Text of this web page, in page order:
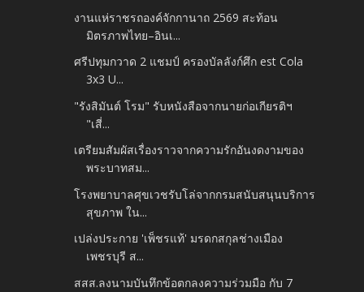
งานแห่ราชรถองค์จักกานาถ 2569 สะท้อน
มิตรภาพไทย–อินเ...
ศรีปทุมกวาด 2 แชมป์ ครองบัลลังก์ศึก est Cola
3x3 U...
"รังสิมันต์ โรม" รับหนังสือจากนายก่อเกียรติฯ
"เสี่...
เตรียมสัมผัสเรื่องราวจากความรักอันงดงามของ
พระบาทสม...
โรงพยาบาลศุขเวชรับโล่จากกรมสนับสนุนบริการ
สุขภาพ ใน...
เปล่งประกาย 'เพ็ชรแท้' มรดกสกุลช่างเมือง
เพชรบุรี ส...
สสส.ลงนามบันทึกข้อตกลงความร่วมมือ กับ 7